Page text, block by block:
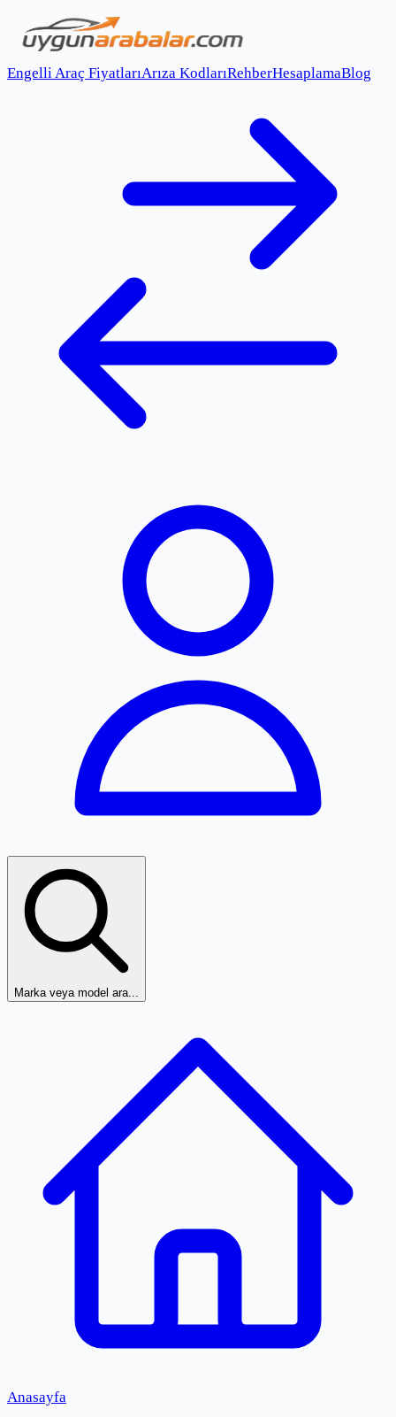
Engelli Araç FiyatlarıArıza KodlarıRehberHesaplamaBlog
Marka veya model ara...
Anasayfa